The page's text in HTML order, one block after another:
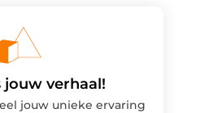
jouw verhaal!
jouw unieke ervaring